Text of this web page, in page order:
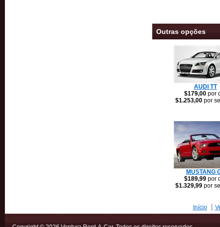
Outras opções
AUDI TT
$179,00 por
$1.253,00por
MUSTANG
$189,99 por
$1.329,99por
Início